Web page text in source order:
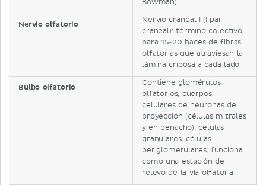
Bowman)
Nervio olfatorio
Nervio craneal I (I par
craneal): término colectivo
para 15-20 haces de fibras
olfatorias que atraviesan la
lámina cribosa a cada lado
Bulbo olfatorio
Contiene glomérulos
olfatorios, cuerpos
celulares de neuronas de
proyección (células mitrales
y en penacho), células
granulares, células
periglomerulares; funciona
como una estación de
relevo de la vía olfatoria